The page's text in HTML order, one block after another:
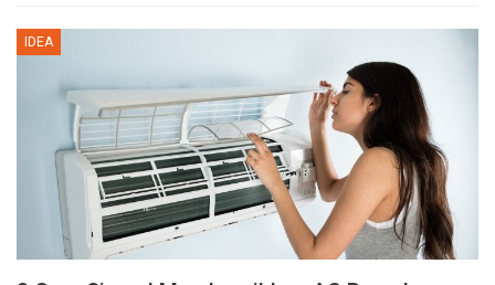
IDEA